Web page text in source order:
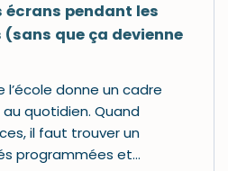
écrans pendant les
que ça devienne
l’école donne un cadre
quotidien. Quand
il faut trouver un
programmées et…